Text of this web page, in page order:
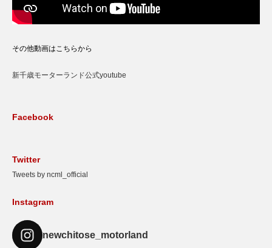
その他動画はこちらから
新千歳モーターランド公式youtube
Facebook
Twitter
Tweets by ncml_official
Instagram
newchitose_motorland